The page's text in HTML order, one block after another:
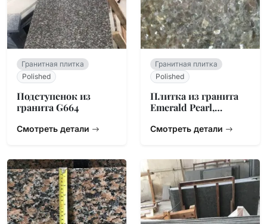
Гранитная плитка
Polished
Подступенок из
гранита G664
Смотреть детали
Гранитная плитка
Polished
Плитка из гранита
Emerald Pearl,
Смотреть детали